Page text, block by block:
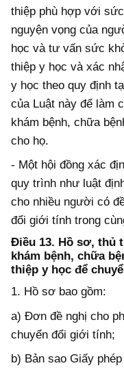
thiệp phù hợp với
nguyện vọng của
học và tư vấn sức
thiệp y học và xác
y học theo quy định
của Luật này để làm
khám bệnh, chữa
cho họ.
- Một hội đồng xác
quy trình như luật
cho nhiều người có
đổi giới tính trong
Điều 13. Hồ sơ, thủ
khám bệnh, chữa
thiệp y học để
1. Hồ sơ bao gồm:
a) Đơn đề nghị cho
chuyển đổi giới tính;
b) Bản sao Giấy